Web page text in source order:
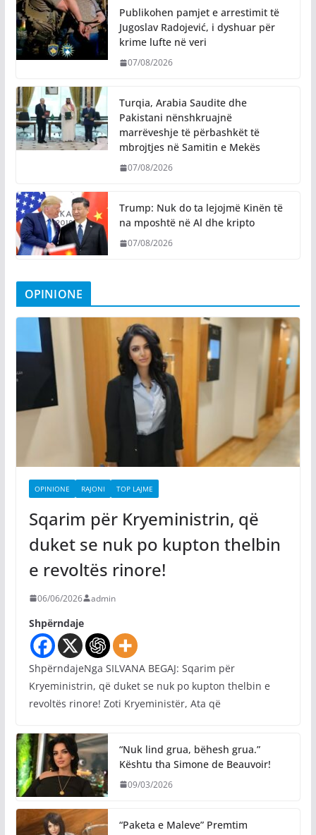
Publikohen pamjet e arrestimit të
Jugoslav Radojević, i dyshuar për
krime lufte në veri
07/08/2026
Turqia, Arabia Saudite dhe
Pakistani nënshkruajnë
marrëveshje të përbashkët të
mbrojtjes në Samitin e Mekës
07/08/2026
Trump: Nuk do ta lejojmë Kinën të
na mposhtë në Al dhe kripto
07/08/2026
OPINIONE
OPINIONE RAJONI TOP LAJME
Sqarim për Kryeministrin, që
duket se nuk po kupton thelbin
e revoltës rinore!
06/06/2026 admin
Shpërndaje
ShpërndajeNga SILVANA BEGAJ: Sqarim për
Kryeministrin, që duket se nuk po kupton thelbin e
revoltës rinore! Zoti Kryeministër, Ata që
“Nuk lind grua, bëhesh grua.”
Kështu tha Simone de Beauvoir!
09/03/2026
“Paketa e Maleve” Premtim